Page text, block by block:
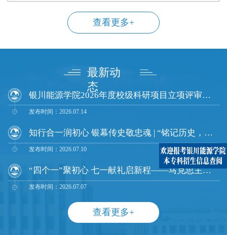
查看更多+
最新动
态
银川能源学院2026年度校级科研项目立项评审会顺利召开
发布时间：2026.07.14
知行合一润初心 银幕传史敬忠魂 | “铭记历史，致敬英雄”大学生微电影展示活动圆满收官
发布时间：2026.07.10
“四个一”聚初心 七一献礼启新程——马克思主义学院举办庆祝建党105周年系列主题活动
发布时间：2026.07.07
查看更多+